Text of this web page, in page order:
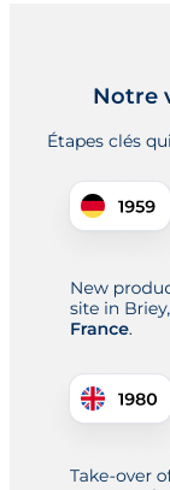
Notre
Étapes clés